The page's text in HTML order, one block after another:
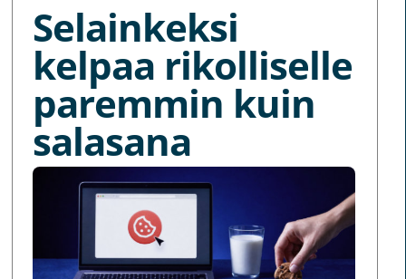
Selainkeksi
kelpaa rikolliselle
paremmin kuin
salasana